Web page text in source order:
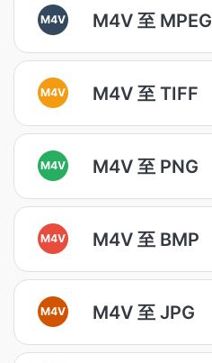
M4V M4V 至 MPEG
M4V M4V 至 TIFF
M4V M4V 至 PNG
M4V M4V 至 BMP
M4V M4V 至 JPG